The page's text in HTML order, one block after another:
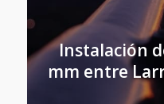
Instalación
mm entre